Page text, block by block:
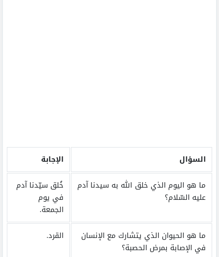
السؤال
الإجابة
ما هو اليوم الذي خلق الله به سيدنا آدم
عليه السّلام؟
خُلق سيّدنا آدم
في يوم
الجمعة.
ما هو الحيوان الذي يتشارك مع الإنسان
في الإصابة بمرض الحصبة؟
القرد.